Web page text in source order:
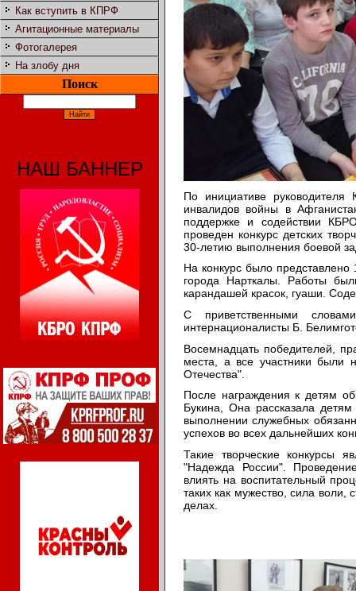
Как вступить в КПРФ
Агитационные материалы
Фотогалерея
На злобу дня
Поиск
НАШ БАННЕР
По инициативе руководителя
инвалидов войны в
поддержке и содействии
проведен конкурс детских
30-летию выполнения боевой
На конкурс было представлено
города Нарткалы. Работы
карандашей красок, гуаши.
С приветственными
интернационалисты Б.
Восемнадцать победителей,
места, а все участники были
Отечества".
После награждения к детям
Букина, Она рассказала
выполнении служебных
успехов во всех дальнейших
Такие творческие
"Надежда России".
влиять на воспитательный
таких как мужество, сила
делах.